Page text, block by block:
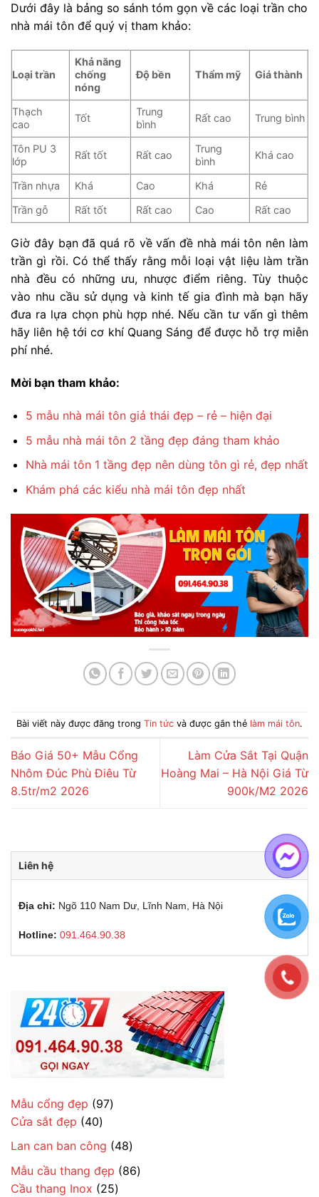
Dưới đây là bảng so sánh tóm gọn về các loại trần cho
nhà mái tôn để quý vị tham khảo:
Loại trần
Khả năng
chống
nóng
Độ bền Thẩm mỹ Giá thành
Thạch
cao
Tốt
Trung
bình
Rất cao Trung bình
Tôn PU 3
lớp
Rất tốt Rất cao
Trung
bình
Khá cao
Trần nhựa Khá Cao Khá
Rẻ
Trần gỗ
Rất tốt Rất cao Cao Rất cao
Giờ đây bạn đã quá rõ về vấn đề nhà mái tôn nên làm
trần gì rồi. Có thể thấy rằng mỗi loại vật liệu làm trần
nhà đều có những ưu, nhược điểm riêng. Tùy thuộc
vào nhu cầu sử dụng và kinh tế gia đình mà bạn hãy
đưa ra lựa chọn phù hợp nhé. Nếu cần tư vấn gì thêm
hãy liên hệ tới cơ khí Quang Sáng để được hỗ trợ miễn
phí nhé.
Mời bạn tham khảo:
5 mẫu nhà mái tôn giả thái đẹp – rẻ – hiện đại
5 mẫu nhà mái tôn 2 tầng đẹp đáng tham khảo
Nhà mái tôn 1 tầng đẹp nên dùng tôn gì rẻ, đẹp nhất
Khám phá các kiểu nhà mái tôn đẹp nhất
Bài viết này được đăng trong Tin tức và được gắn thẻ làm mái tôn.
Báo Giá 50+ Mẫu Cổng
Nhôm Đúc Phù Điêu Từ
8.5tr/m2 2026
Làm Cửa Sắt Tại Quận
Hoàng Mai – Hà Nội Giá Từ
900k/M2 2026
Liên hệ
Địa chỉ: Ngõ 110 Nam Dư, Lĩnh Nam, Hà Nội
Hotline: 091.464.90.38
Mẫu cổng đẹp 9797
phẩm
Cửa sắt đẹp 4040
sản
phẩm
Lan can ban công 4848
sản
phẩm
Mẫu cầu thang đẹp 8686
Cầu thang Inox 2525